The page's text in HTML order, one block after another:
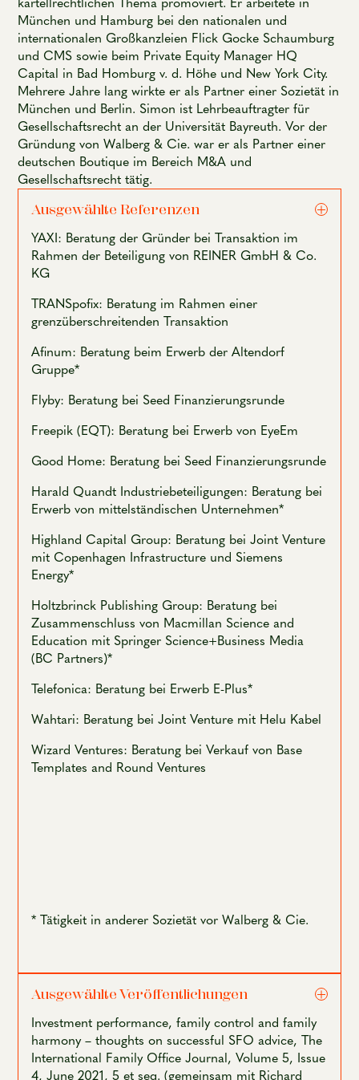
kartellrechtlichen Thema promoviert. Er arbeitete in
München und Hamburg bei den nationalen und
internationalen Großkanzleien Flick Gocke Schaumburg
und CMS sowie beim Private Equity Manager HQ
Capital in Bad Homburg v. d. Höhe und New York City.
Mehrere Jahre lang wirkte er als Partner einer Sozietät in
München und Berlin. Simon ist Lehrbeauftragter für
Gesellschaftsrecht an der Universität Bayreuth. Vor der
Gründung von Walberg & Cie. war er als Partner einer
deutschen Boutique im Bereich M&A und
Gesellschaftsrecht tätig.
Ausgewählte Referenzen
YAXI: Beratung der Gründer bei Transaktion im
Rahmen der Beteiligung von REINER GmbH & Co.
KG
TRANSpofix: Beratung im Rahmen einer
grenzüberschreitenden Transaktion
Afinum: Beratung beim Erwerb der Altendorf
Gruppe*
Flyby: Beratung bei Seed Finanzierungsrunde
Freepik (EQT): Beratung bei Erwerb von EyeEm
Good Home: Beratung bei Seed Finanzierungsrunde
Harald Quandt Industriebeteiligungen: Beratung bei
Erwerb von mittelständischen Unternehmen*
Highland Capital Group: Beratung bei Joint Venture
mit Copenhagen Infrastructure und Siemens
Energy*
Holtzbrinck Publishing Group: Beratung bei
Zusammenschluss von Macmillan Science and
Education mit Springer Science+Business Media
(BC Partners)*
Telefonica: Beratung bei Erwerb E-Plus*
Wahtari: Beratung bei Joint Venture mit Helu Kabel
Wizard Ventures: Beratung bei Verkauf von Base
Templates and Round Ventures
* Tätigkeit in anderer Sozietät vor Walberg & Cie.
Ausgewählte Veröffentlichungen
Investment performance, family control and family
harmony – thoughts on successful SFO advice, The
International Family Office Journal, Volume 5, Issue
4, June 2021, 5 et seq. (gemeinsam mit Richard